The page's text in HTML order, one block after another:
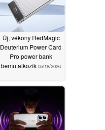
Új, vékony RedMagic
Deuterium Power Card
Pro power bank
bemutatkozik 05/18/2026